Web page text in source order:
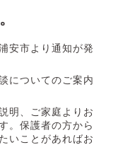
安市より通知が発
についてのご案内
明、ご家庭よりお
。保護者の方から
いことがあればお